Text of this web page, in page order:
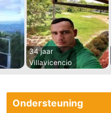
34 jaar
Villavicencio
Ondersteuning